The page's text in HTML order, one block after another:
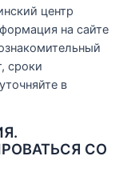
центр
на сайте
сроки
в
СО